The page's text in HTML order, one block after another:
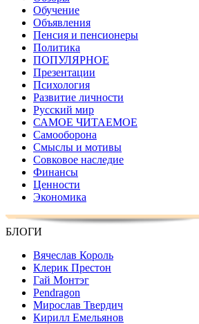
Обучение
Объявления
Пенсия и пенсионеры
Политика
ПОПУЛЯРНОЕ
Презентации
Психология
Развитие личности
Русский мир
САМОЕ ЧИТАЕМОЕ
Самооборона
Смыслы и мотивы
Совковое наследие
Финансы
Ценности
Экономика
БЛОГИ
Вячеслав Король
Клерик Престон
Гай Монтэг
Pendragon
Мирослав Твердич
Кирилл Емельянов